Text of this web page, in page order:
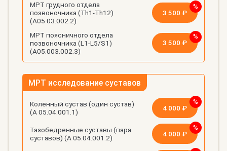
МРТ грудного отдела
позвоночника (Th1-Th12)
(А05.03.002.2)
3 500 ₽
МРТ поясничного отдела
позвоночника (L1-L5/S1)
(А05.003.002.3)
3 500 ₽
МРТ исследование суставов
Коленный сустав (один сустав)
(А 05.04.001.1)
4 000 ₽
Тазобедренные суставы (пара
суставов) (А 05.04.001.2)
4 000 ₽